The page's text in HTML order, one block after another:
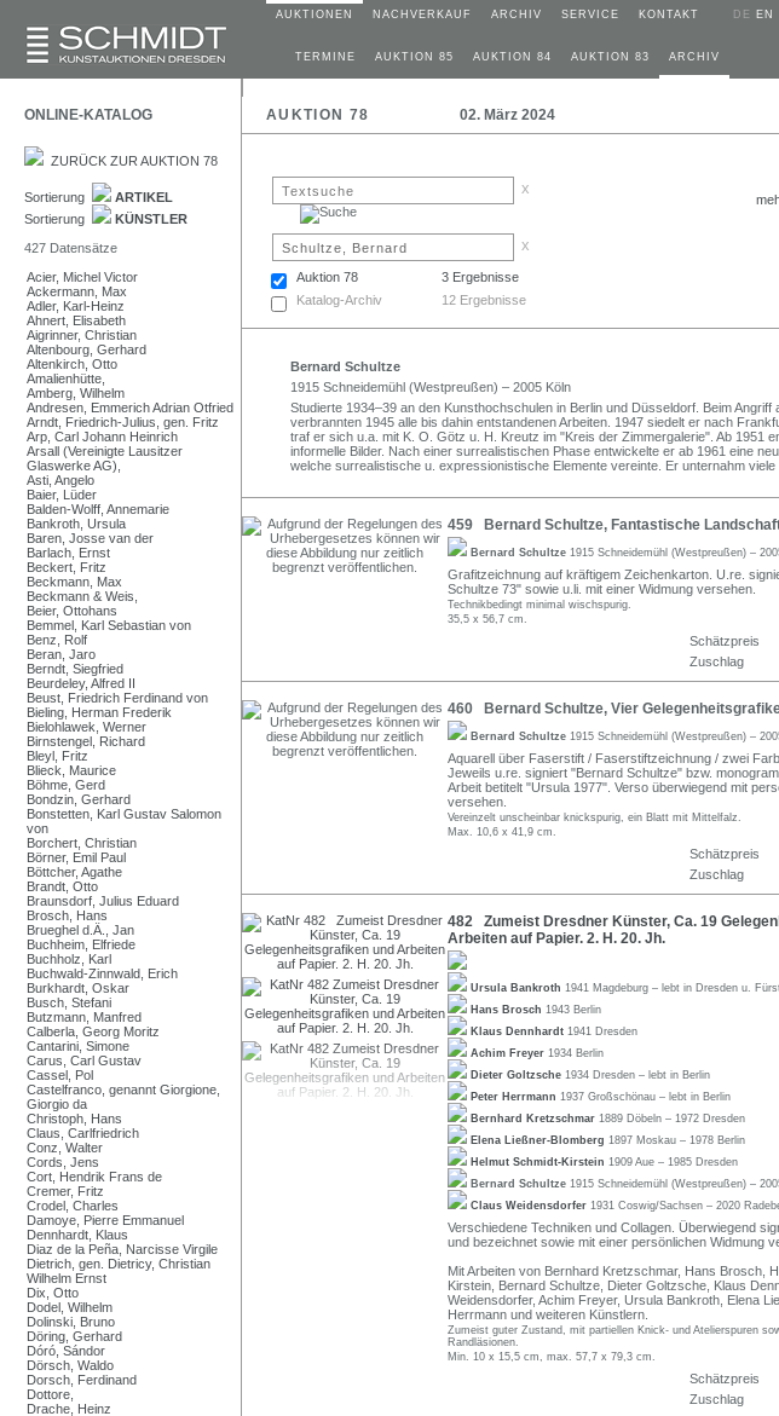
AUKTIONEN NACHVERKAUF ARCHIV SERVICE KONTAKT DE EN
TERMINE AUKTION 85 AUKTION 84 AUKTION 83 ARCHIV
ONLINE-KATALOG AUKTION 78 02. März 2024
ZURÜCK ZUR AUKTION 78
Sortierung
ARTIKEL
Sortierung
KÜNSTLER
427 Datensätze
Acier, Michel Victor
Ackermann, Max
Adler, Karl-Heinz
Ahnert, Elisabeth
Aigrinner, Christian
Altenbourg, Gerhard
Altenkirch, Otto
Amalienhütte,
Amberg, Wilhelm
Andresen, Emmerich Adrian Otfried
Arndt, Friedrich-Julius, gen. Fritz
Arp, Carl Johann Heinrich
Arsall (Vereinigte Lausitzer
Glaswerke AG),
Asti, Angelo
Baier, Lüder
Balden-Wolff, Annemarie
Bankroth, Ursula
Baren, Josse van der
Barlach, Ernst
Beckert, Fritz
Beckmann, Max
Beckmann & Weis,
Beier, Ottohans
Bemmel, Karl Sebastian von
Benz, Rolf
Beran, Jaro
Berndt, Siegfried
Beurdeley, Alfred II
Beust, Friedrich Ferdinand von
Bieling, Herman Frederik
Bielohlawek, Werner
Birnstengel, Richard
Bleyl, Fritz
Blieck, Maurice
Böhme, Gerd
Bondzin, Gerhard
Bonstetten, Karl Gustav Salomon
von
Borchert, Christian
Börner, Emil Paul
Böttcher, Agathe
Brandt, Otto
Braunsdorf, Julius Eduard
Brosch, Hans
Brueghel d.Ä., Jan
Buchheim, Elfriede
Buchholz, Karl
Buchwald-Zinnwald, Erich
Burkhardt, Oskar
Busch, Stefani
Butzmann, Manfred
Calberla, Georg Moritz
Cantarini, Simone
Carus, Carl Gustav
Cassel, Pol
Castelfranco, genannt Giorgione,
Giorgio da
Christoph, Hans
Claus, Carlfriedrich
Conz, Walter
Cords, Jens
Cort, Hendrik Frans de
Cremer, Fritz
Crodel, Charles
Damoye, Pierre Emmanuel
Dennhardt, Klaus
Diaz de la Peña, Narcisse Virgile
Dietrich, gen. Dietricy, Christian
Wilhelm Ernst
Dix, Otto
Dodel, Wilhelm
Dolinski, Bruno
Döring, Gerhard
Dóró, Sándor
Dörsch, Waldo
Dorsch, Ferdinand
Dottore,
Drache, Heinz
x
x
Auktion 78
3 Ergebnisse
Katalog-Archiv
12 Ergebnisse
Bernard Schultze
1915 Schneidemühl (Westpreußen) – 2005 Köln
Studierte 1934–39 an den Kunsthochschulen in Berlin und Düsseldorf. Beim Angriff
verbrannten 1945 alle bis dahin entstandenen Arbeiten. 1947 siedelt er nach
traf er sich u.a. mit K. O. Götz u. H. Kreutz im "Kreis der Zimmergalerie". Ab 1951
informelle Bilder. Nach einer surrealistischen Phase entwickelte er ab 1961 eine
welche surrealistische u. expressionistische Elemente vereinte. Er unternahm viele
459 Bernard Schultze, Fantastische
Bernard Schultze 1915 Schneidemühl (Westpreußen) –
Grafitzeichnung auf kräftigem Zeichenkarton. U.re.
Schultze 73" sowie u.li. mit einer Widmung versehen.
Technikbedingt minimal wischspurig.
35,5 x 56,7 cm.
Schätzpreis
Zuschlag
460 Bernard Schultze, Vier
Bernard Schultze 1915 Schneidemühl (Westpreußen) –
Aquarell über Faserstift / Faserstiftzeichnung / zwei
Jeweils u.re. signiert "Bernard Schultze" bzw.
Arbeit betitelt "Ursula 1977". Verso überwiegend mit
versehen.
Vereinzelt unscheinbar knickspurig, ein Blatt mit Mittelfalz.
Max. 10,6 x 41,9 cm.
Schätzpreis
Zuschlag
482 Zumeist Dresdner Künster, Ca. 19
Arbeiten auf Papier. 2. H. 20. Jh.
Ursula Bankroth 1941 Magdeburg – lebt in Dresden u.
Hans Brosch 1943 Berlin
Klaus Dennhardt 1941 Dresden
Achim Freyer 1934 Berlin
Dieter Goltzsche 1934 Dresden – lebt in Berlin
Peter Herrmann 1937 Großschönau – lebt in Berlin
Bernhard Kretzschmar 1889 Döbeln – 1972 Dresden
Elena Ließner-Blomberg 1897 Moskau – 1978 Berlin
Helmut Schmidt-Kirstein 1909 Aue – 1985 Dresden
Bernard Schultze 1915 Schneidemühl (Westpreußen) –
Claus Weidensdorfer 1931 Coswig/Sachsen – 2020
Verschiedene Techniken und Collagen. Überwiegend
und bezeichnet sowie mit einer persönlichen Widmung
Mit Arbeiten von Bernhard Kretzschmar, Hans Brosch,
Kirstein, Bernard Schultze, Dieter Goltzsche, Klaus
Weidensdorfer, Achim Freyer, Ursula Bankroth, Elena
Herrmann und weiteren Künstlern.
Zumeist guter Zustand, mit partiellen Knick- und Atelierspuren
Randläsionen.
Min. 10 x 15,5 cm, max. 57,7 x 79,3 cm.
Schätzpreis
Zuschlag